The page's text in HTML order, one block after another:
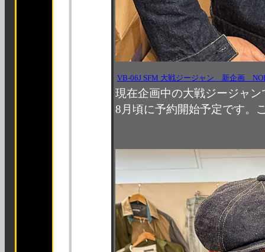
VB-06J SFM 大戦ジージャン 新企画
現在企画中の大戦ジージャン
8月頃に予約開始予定です。